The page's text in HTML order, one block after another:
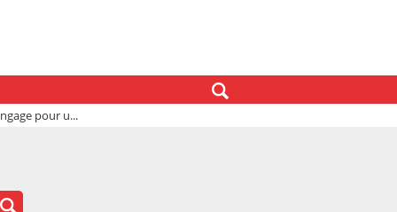
pour u...